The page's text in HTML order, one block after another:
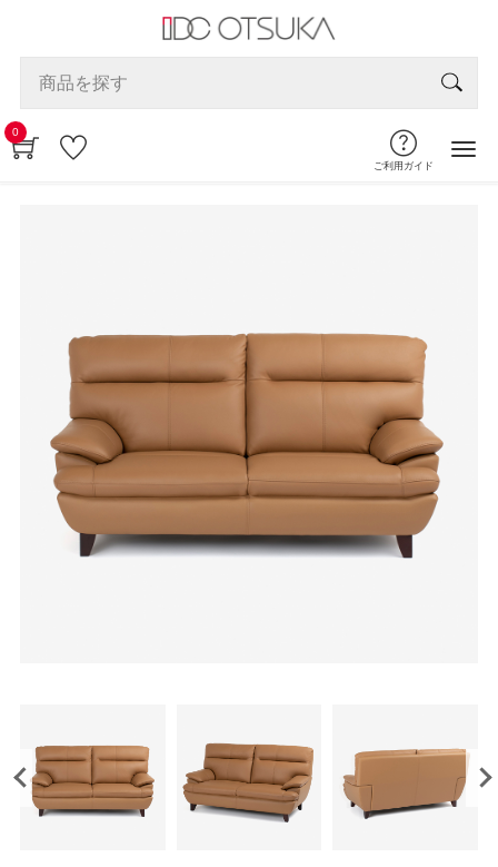
0
ご利用ガイド